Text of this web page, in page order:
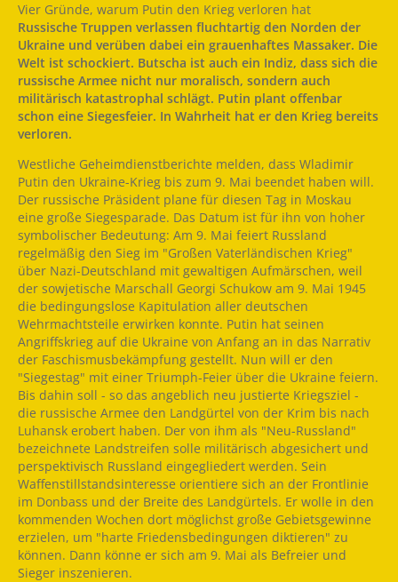
Vier Gründe, warum Putin den Krieg verloren hat
Russische Truppen verlassen fluchtartig den Norden der
Ukraine und verüben dabei ein grauenhaftes Massaker. Die
Welt ist schockiert. Butscha ist auch ein Indiz, dass sich die
russische Armee nicht nur moralisch, sondern auch
militärisch katastrophal schlägt. Putin plant offenbar
schon eine Siegesfeier. In Wahrheit hat er den Krieg bereits
verloren.
Westliche Geheimdienstberichte melden, dass Wladimir
Putin den Ukraine-Krieg bis zum 9. Mai beendet haben will.
Der russische Präsident plane für diesen Tag in Moskau
eine große Siegesparade. Das Datum ist für ihn von hoher
symbolischer Bedeutung: Am 9. Mai feiert Russland
regelmäßig den Sieg im "Großen Vaterländischen Krieg"
über Nazi-Deutschland mit gewaltigen Aufmärschen, weil
der sowjetische Marschall Georgi Schukow am 9. Mai 1945
die bedingungslose Kapitulation aller deutschen
Wehrmachtsteile erwirken konnte. Putin hat seinen
Angriffskrieg auf die Ukraine von Anfang an in das Narrativ
der Faschismusbekämpfung gestellt. Nun will er den
"Siegestag" mit einer Triumph-Feier über die Ukraine feiern.
Bis dahin soll - so das angeblich neu justierte Kriegsziel -
die russische Armee den Landgürtel von der Krim bis nach
Luhansk erobert haben. Der von ihm als "Neu-Russland"
bezeichnete Landstreifen solle militärisch abgesichert und
perspektivisch Russland eingegliedert werden. Sein
Waffenstillstandsinteresse orientiere sich an der Frontlinie
im Donbass und der Breite des Landgürtels. Er wolle in den
kommenden Wochen dort möglichst große Gebietsgewinne
erzielen, um "harte Friedensbedingungen diktieren" zu
können. Dann könne er sich am 9. Mai als Befreier und
Sieger inszenieren.